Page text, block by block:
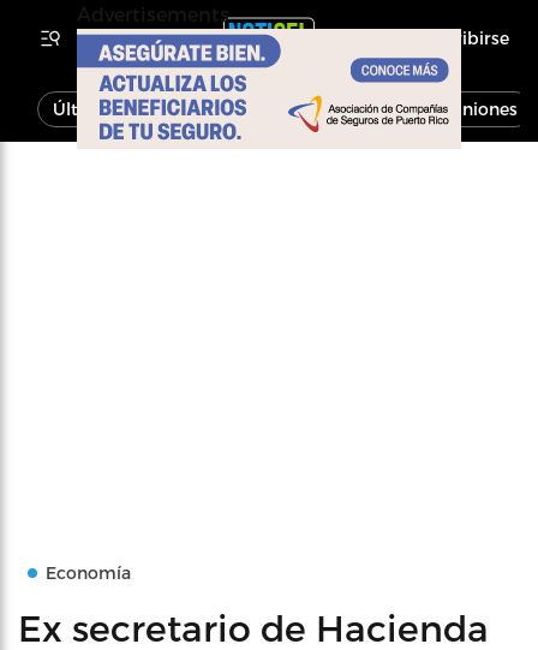
Inscribirse
Última Hora Noticias Economía Opiniones
Economía
Ex secretario de Hacienda
Advertisements